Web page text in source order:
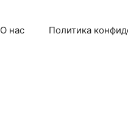
О нас Политика